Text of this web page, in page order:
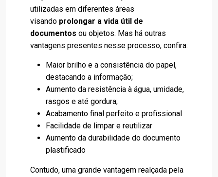
utilizadas em diferentes áreas
visando prolongar a vida útil de
documentos ou objetos. Mas há outras
vantagens presentes nesse processo, confira:
Maior brilho e a consistência do papel,
destacando a informação;
Aumento da resistência à água, umidade,
rasgos e até gordura;
Acabamento final perfeito e profissional
Facilidade de limpar e reutilizar
Aumento da durabilidade do documento
plastificado
Contudo, uma grande vantagem realçada pela